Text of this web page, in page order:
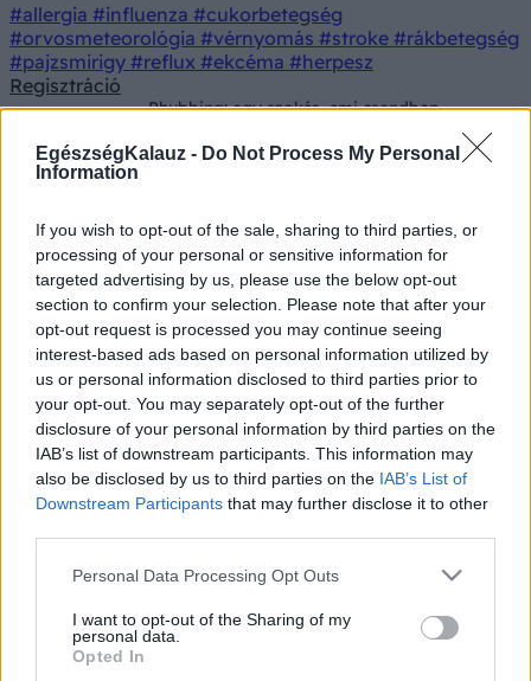
EgészségKalauz - Do Not Process My Personal
Information
If you wish to opt-out of the sale, sharing to third parties, or
processing of your personal or sensitive information for
targeted advertising by us, please use the below opt-out
section to confirm your selection. Please note that after your
opt-out request is processed you may continue seeing
interest-based ads based on personal information utilized by
us or personal information disclosed to third parties prior to
your opt-out. You may separately opt-out of the further
disclosure of your personal information by third parties on the
IAB’s list of downstream participants. This information may
also be disclosed by us to third parties on the IAB’s List of
Downstream Participants that may further disclose it to other
Please note that this website/app uses one or more Google
not limited to your visit or usage behaviour. You may click to
grant or deny consent to Google and its third-party tags to
use your data for below specified purposes in below Google
Personal Data Processing Opt Outs
I want to opt-out of the Sharing of my
personal data.
Opted In
#allergia #influenza #cukorbetegség
#orvosmeteorológia #vérnyomás #stroke #rákbetegség
#pajzsmirigy #reflux #ekcéma #herpesz
Regisztráció
Phubbing: egy szokás, ami csendben
figyelmeztet a pszichológus
csendben rombolhatja a
kapcsolatainkat - figyelmeztet a
pszichológus